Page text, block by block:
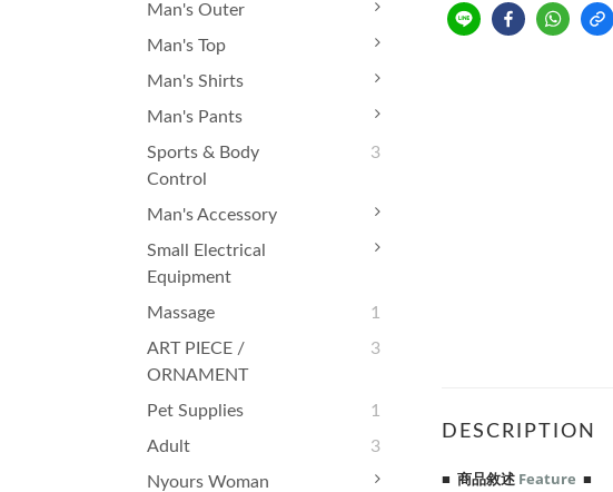
Man's Outer
Man's Top
Man's Shirts
Man's Pants
Sports & Body
Control
3
Man's Accessory
Small Electrical
Equipment
Massage
1
ART PIECE /
ORNAMENT
3
Pet Supplies
1
Adult
3
Nyours Woman
DESCRIPTION
■ 商品敘述 Feature ■